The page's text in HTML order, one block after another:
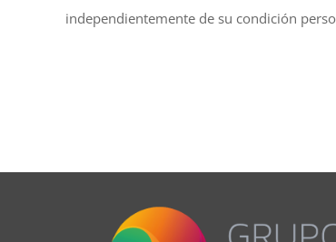
independientemente de su condición